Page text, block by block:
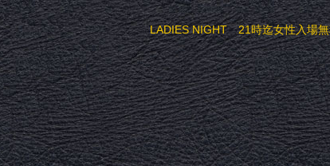
LADIES NIGHT 21時迄女性入場